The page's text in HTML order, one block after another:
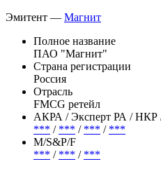
Эмитент — Магнит
Полное название
ПАО "Магнит"
Страна регистрации
Россия
Отрасль
FMCG ретейл
АКРА / Эксперт РА / НКР
*** / *** / *** / ***
М/S&P/F
*** / *** / ***